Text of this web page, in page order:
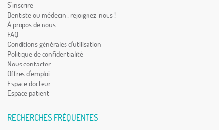
S'inscrire
Dentiste ou médecin : rejoignez-nous !
À propos de nous
FAQ
Conditions générales d'utilisation
Politique de confidentialité
Nous contacter
Offres d'emploi
Espace docteur
Espace patient
RECHERCHES FRÉQUENTES